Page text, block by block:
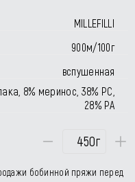
MILLEFILLI
900м/100г
вспушенная
8% меринос, 38% РС,
28% РА
г
бобинной пряжи перед